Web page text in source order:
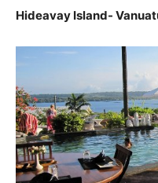
Hideavay Island-